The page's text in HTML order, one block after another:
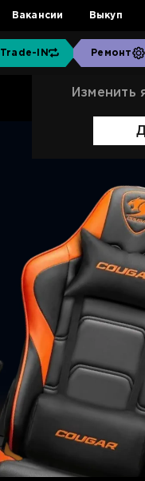
Вакансии Выкуп
Trade-IN Ремонт
Изменить